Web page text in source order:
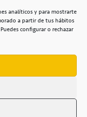
analíticos y para mostrarte
a partir de tus hábitos
configurar o rechazar
Laguna
DE COOKIES /